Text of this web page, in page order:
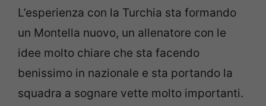
L’esperienza con la Turchia sta formando
un Montella nuovo, un allenatore con le
idee molto chiare che sta facendo
benissimo in nazionale e sta portando la
squadra a sognare vette molto importanti.